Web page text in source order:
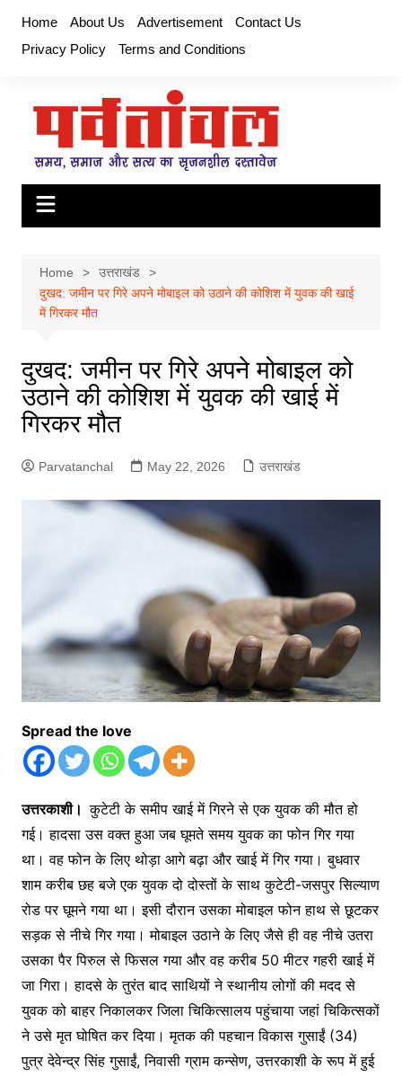
content
Home About Us Advertisement
Contact Us
Privacy Policy
Terms and Conditions
Home
उत्तराखंड
दुखद: जमीन पर गिरे अपने मोबाइल को उठाने की कोशिश में युवक की खाई
में गिरकर मौत
दुखद: जमीन पर गिरे अपने मोबाइल को
उठाने की कोशिश में युवक की खाई में
गिरकर मौत
Parvatanchal May 22, 2026 उत्तराखंड
Spread the love
उत्तरकाशी।कुटेटी के समीप खाई में गिरने से एक युवक की मौत हो
गई। हादसा उस वक्त हुआ जब घूमते समय युवक का फोन गिर गया
था। वह फोन के लिए थोड़ा आगे बढ़ा और खाई में गिर गया। बुधवार
शाम करीब छह बजे एक युवक दो दोस्तों के साथ कुटेटी-जसपुर सिल्याण
रोड पर घूमने गया था। इसी दौरान उसका मोबाइल फोन हाथ से छूटकर
सड़क से नीचे गिर गया। मोबाइल उठाने के लिए जैसे ही वह नीचे उतरा
उसका पैर पिरुल से फिसल गया और वह करीब 50 मीटर गहरी खाई में
जा गिरा। हादसे के तुरंत बाद साथियों ने स्थानीय लोगों की मदद से
युवक को बाहर निकालकर जिला चिकित्सालय पहुंचाया जहां चिकित्सकों
ने उसे मृत घोषित कर दिया। मृतक की पहचान विकास गुसाईं (34)
पुत्र देवेन्द्र सिंह गुसाईं, निवासी ग्राम कन्सेण, उत्तरकाशी के रूप में हुई